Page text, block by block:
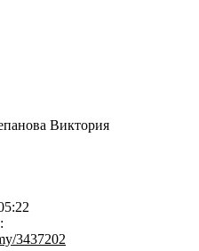
Виктория
3437202